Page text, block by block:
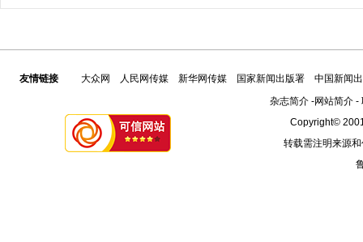
友情链接 大众网 人民网传媒 新华网传媒 国家新闻出版署
中国新闻
杂志简介-网站简介-
Copyright©
转载需注明来源